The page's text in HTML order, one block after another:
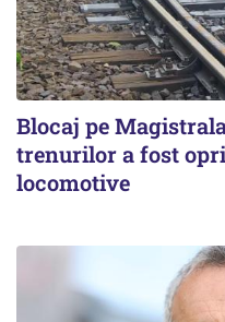
Blocaj pe
trenurilor a fost
locomotive